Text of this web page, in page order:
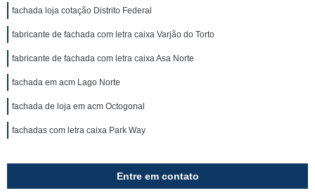
fachada loja cotação Distrito Federal
fabricante de fachada com letra caixa Varjão do Torto
fabricante de fachada com letra caixa Asa Norte
fachada em acm Lago Norte
fachada de loja em acm Octogonal
fachadas com letra caixa Park Way
Entre em contato